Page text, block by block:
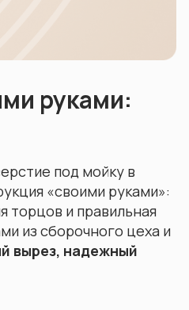
руками:
под мойку в
«своими руками»:
торцов и правильная
из сборочного цеха и
вырез, надежный